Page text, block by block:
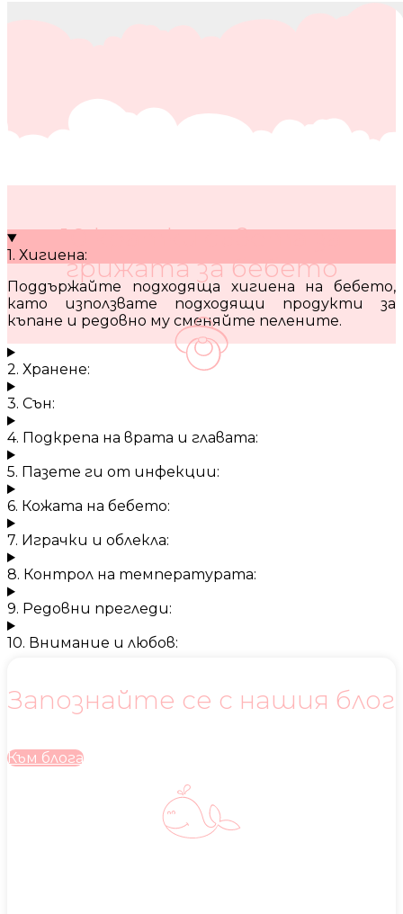
10 кратки съвета за
грижата за бебето
1. Хигиена:
Поддържайте подходяща хигиена на бебето,
като използвате подходящи продукти за
къпане и редовно му сменяйте пелените.
2. Хранене:
3. Сън:
4. Подкрепа на врата и главата:
5. Пазете ги от инфекции:
6. Кожата на бебето:
7. Играчки и облекла:
8. Контрол на температурата:
9. Редовни прегледи:
10. Внимание и любов:
Запознайте се с нашия блог
Към блога